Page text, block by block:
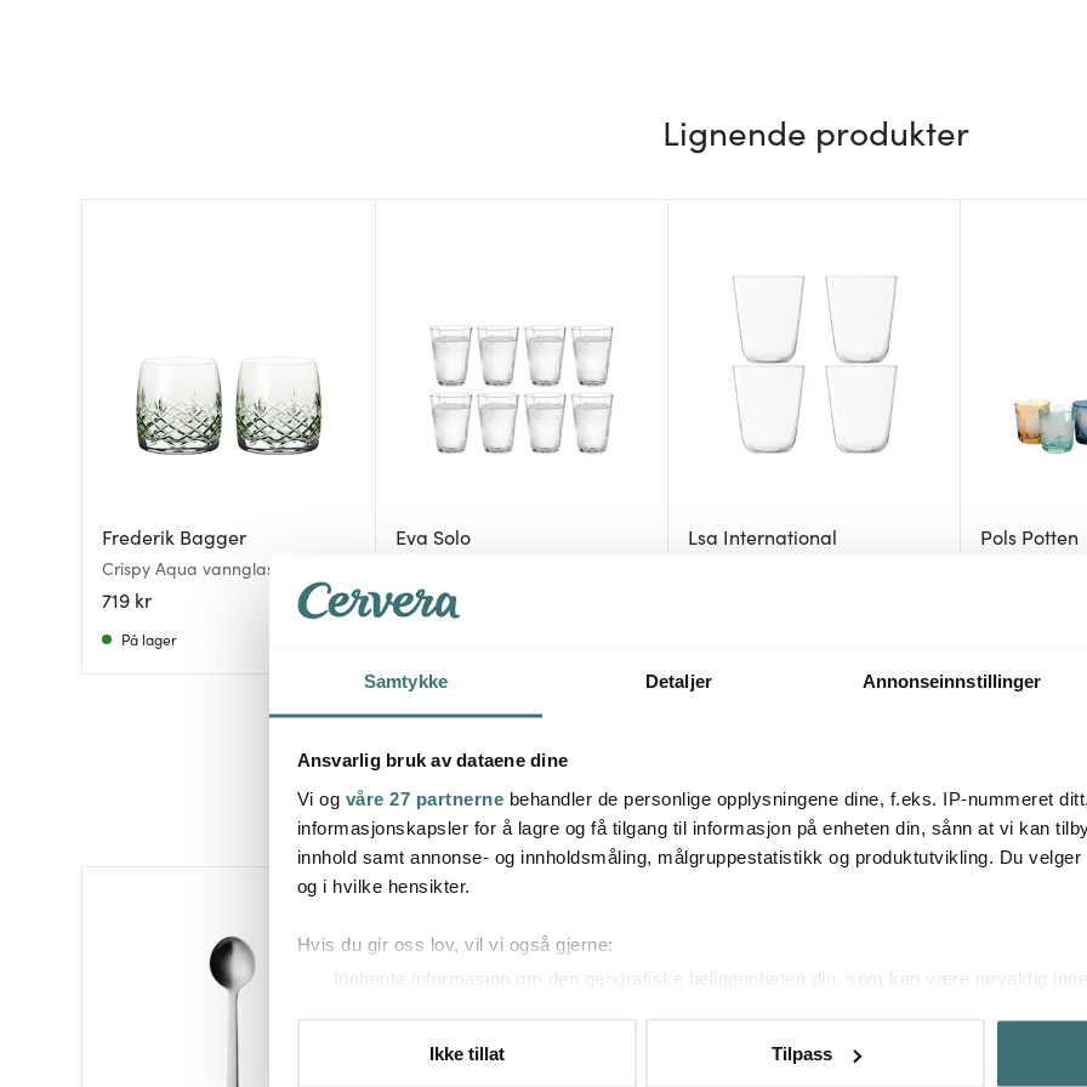
Samtykke Detaljer Annonseinnstillinger
Ansvarlig bruk av dataene dine
Vi og våre 27 partnerne behandler de personlige opplysningene dine, f.eks. IP-nummeret
informasjonskapsler for å lagre og få tilgang til informasjon på enheten din, sånn at vi kan
innhold samt annonse- og innholdsmåling, målgruppestatistikk og produktutvikling. Du
og i hvilke hensikter.
Hvis du gir oss lov, vil vi også gjerne:
Innhente informasjon om den geografiske beliggenheten din, som kan være nøyaktig
Du kan hele tiden endre eller trekke tilbake ditt samtykke fra erklæringen om
Ikke tillat Tilpass
Lignende produkter
Frederik Bagger
Crispy Aqua vannglass 23 cl 2
stk emerald
719 kr
På lager
Eva Solo
798 kr
Lsa International Pols Potten
Mer fra samme serie